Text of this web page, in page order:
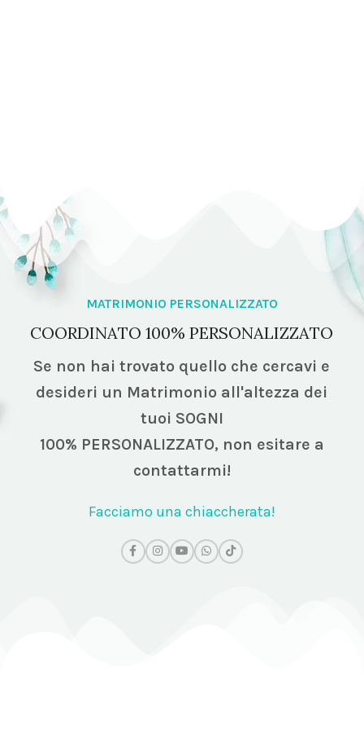
MATRIMONIO PERSONALIZZATO
COORDINATO 100% PERSONALIZZATO
Se non hai trovato quello che cercavi e
desideri un Matrimonio all'altezza dei
tuoi SOGNI
100% PERSONALIZZATO, non esitare a
contattarmi!
Facciamo una chiaccherata!